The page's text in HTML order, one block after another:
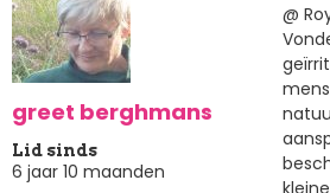
greet berghmans
Lid sinds
6 jaar 10 maanden
@